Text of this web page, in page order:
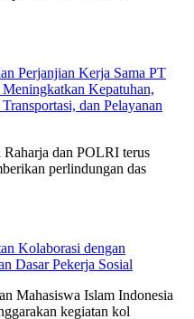
Perjanjian Kerja Sama PT
Kepatuhan,
dan Pelayanan
Raharja dan POLRI terus
perlindungan das
Kolaborasi dengan
Dasar Pekerja Sosial
Mahasiswa Islam Indonesia
kegiatan kol